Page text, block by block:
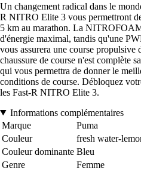
Un changement radical dans le
R NITRO Elite 3 vous permettront
5 km au marathon. La
d'énergie maximal, tandis qu'une
vous assurera une course
chaussure de course n'est complète
qui vous permettra de donner le
conditions de course. Débloquez
les Fast-R NITRO Elite 3.
Informations complémentaires
Marque
Puma
Couleur
fresh water-
Couleur dominante Bleu
Genre
Femme